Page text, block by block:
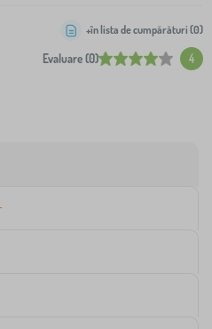
Evaluare (0) 4
+în lista de cumpărături (0)